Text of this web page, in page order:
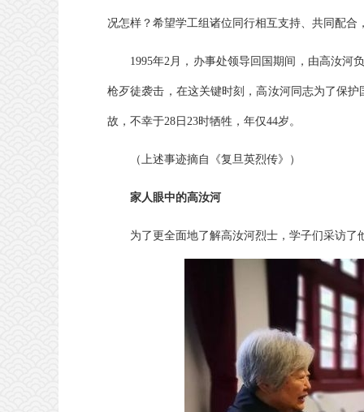
况怎样？希望学工组诸位同行相互支持、共同配
1995年2月，办事处领导回国期间，由高汝河
枪歹徒袭击，在这关键时刻，高汝河同志为了保
故，不幸于28日23时牺牲，年仅44岁。
（上述事迹摘自《复旦英烈传》）
家人眼中的高汝河
为了更全面地了解高汝河烈士，学子们采访了